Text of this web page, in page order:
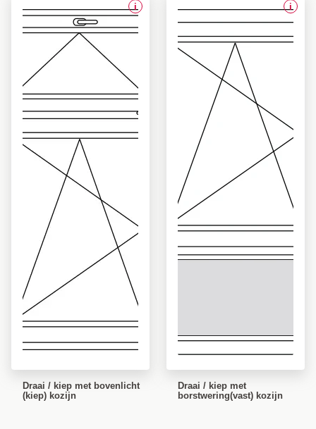
i
Draai / kiep met bovenlicht
(kiep) kozijn
i
Draai / kiep met
borstwering(vast) kozijn